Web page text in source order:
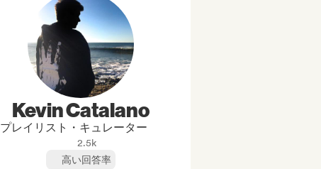
Kevin Catalano
プレイリスト・キュレーター
2.5k
高い回答率